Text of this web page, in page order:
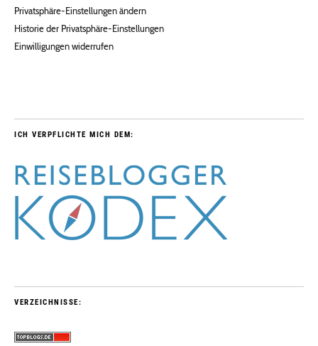
Privatsphäre-Einstellungen ändern
Historie der Privatsphäre-Einstellungen
Einwilligungen widerrufen
ICH VERPFLICHTE MICH DEM:
VERZEICHNISSE: